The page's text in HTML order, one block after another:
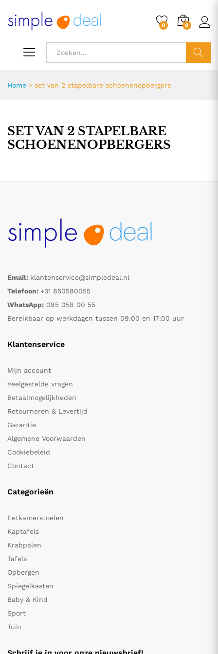
0 0
Home » set van 2 stapelbare schoenenopbergers
SET VAN 2 STAPELBARE
SCHOENENOPBERGERS
Email: klantenservice@simpledeal.nl
Telefoon: +31 850580055
WhatsApp: 085 058 00 55
Bereikbaar op werkdagen tussen 09:00 en 17:00 uur
Klantenservice
Mijn account
Veelgestelde vragen
Betaalmogelijkheden
Retourneren & Levertijd
Garantie
Algemene Voorwaarden
Cookiebeleid
Contact
Categorieën
Eetkamerstoelen
Kaptafels
Krabpalen
Tafels
Opbergen
Spiegelkasten
Baby & Kind
Sport
Tuin